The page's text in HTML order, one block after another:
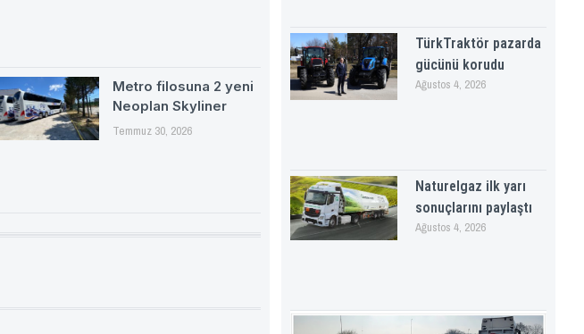
Metro filosuna 2 yeni
Neoplan Skyliner
Temmuz 30, 2026
TürkTraktör pazarda
gücünü korudu
Ağustos 4, 2026
Naturelgaz ilk yarı
sonuçlarını paylaştı
Ağustos 4, 2026